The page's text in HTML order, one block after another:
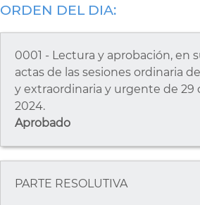
ORDEN DEL DIA:
0001 - Lectura y aprobación, en
actas de las sesiones ordinaria
y extraordinaria y urgente de 29
2024.
Aprobado
PARTE RESOLUTIVA